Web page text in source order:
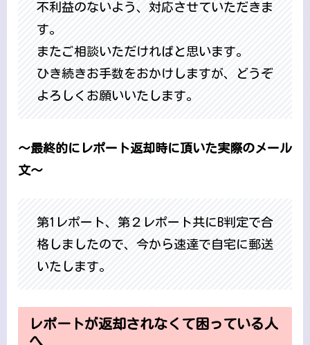
不利益のないよう、対応させていただきま
す。
またご相談いただければと思います。
ひき続きお手数をおかけしますが、どうぞ
よろしくお願いいたします。
～最終的にレポート返却時に頂いた実際のメール
文～
第1レポート、第２レポート共にB判定で合
格しましたので、今から速達で自宅に郵送
いたします。
レポートが返却されなくて困っている人
へ